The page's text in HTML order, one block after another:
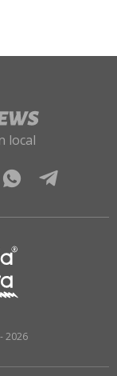
local
2026